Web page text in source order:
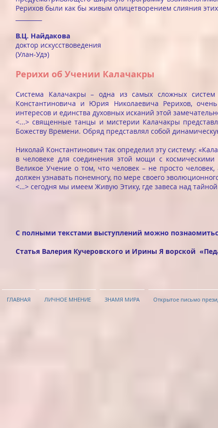
Рерихов были как бы живым олицетворением слияния этих
В.Ц. Найдакова
доктор искусствоведения
(Улан-Удэ)
Рерихи об Учении Калачакры
Система Калачакры – одна из самых сложных
Константиновича и Юрия Николаевича Рерихов,
интересов и единства духовных исканий этой
<...> cвященные танцы и мистерии Калачакры
Божеству Времени. Обряд представлял собой
Николай Константинович так определил эту систему:
в человеке для соединения этой мощи с
Великое Учение о том, что человек – не просто
должен узнавать понемногу, по мере своего
<…> сегодня мы имеем Живую Этику, где завеса над
С полными текстами выступлений можно
Статья Валерия Кучеровского и Ирины Я ворской
ГЛАВНАЯ ЛИЧНОЕ МНЕНИЕ ЗНАМЯ МИРА Открытое письмо